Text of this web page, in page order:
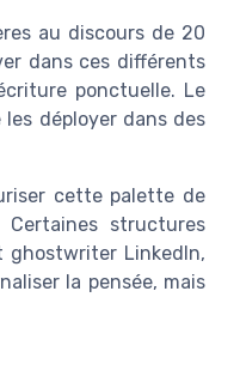
au discours de 20
dans ces différents
ponctuelle. Le
déployer dans des
cette palette de
structures
ghostwriter LinkedIn,
la pensée, mais